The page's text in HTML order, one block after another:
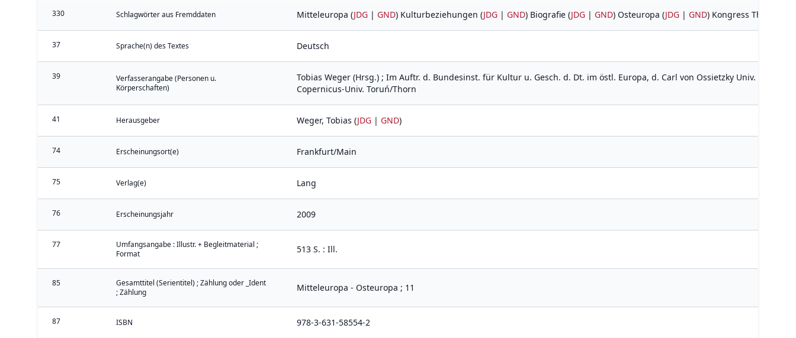
330 Schlagwörter aus Fremddaten Mitteleuropa (JDG | GND) Kulturbeziehungen (JDG | GND) Biografie (JDG | GND) Osteuropa (JDG | GND) Kongress Thorn
37 Sprache(n) des Textes Deutsch
39
Verfasserangabe (Personen u.
Körperschaften)
Tobias Weger (Hrsg.) ; Im Auftr. d. Bundesinst. für Kultur u. Gesch. d. Dt. im östl. Europa, d. Carl von Ossietzky Univ.
Copernicus-Univ. Toruń/Thorn
41 Herausgeber Weger, Tobias (JDG | GND)
74 Erscheinungsort(e) Frankfurt/Main
75 Verlag(e) Lang
76 Erscheinungsjahr 2009
77
Umfangsangabe : Illustr. + Begleitmaterial ;
Format
513 S. : Ill.
85
Gesamttitel (Serientitel) ; Zählung oder _Ident
; Zählung
Mitteleuropa - Osteuropa ; 11
87 ISBN 978-3-631-58554-2